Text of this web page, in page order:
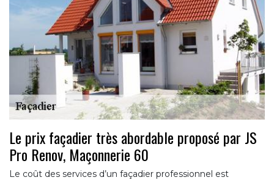
Le prix façadier très abordable proposé par JS
Pro Renov, Maçonnerie 60
Le coût des services d’un façadier professionnel est